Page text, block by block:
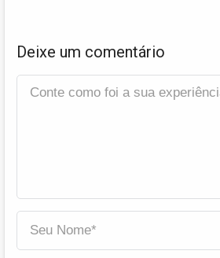
Deixe um comentário